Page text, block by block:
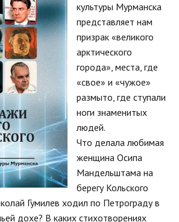
культуры Мурманска
представляет нам
призрак «великого
арктического
города», места, где
«свое» и «чужое»
размыто, где ступали
ноги знаменитых
людей.
Что делала любимая
женщина Осипа
Мандельштама на
берегу Кольского
Гумилев ходил по Петрограду в
дохе? В каких стихотворениях